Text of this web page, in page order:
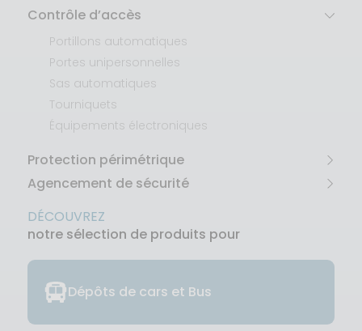
Contrôle d’accès
Portillons automatiques
Portes unipersonnelles
Sas automatiques
Tourniquets
Équipements électroniques
Protection périmétrique
Agencement de sécurité
DÉCOUVREZ
notre sélection de produits pour
Dépôts de cars et Bus